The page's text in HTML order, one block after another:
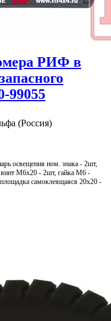
РИФ в
99055
(Россия)
освещения ном. знака - 2шт,
M6x20 - 2шт, гайка M6 -
самоклеящаяся 20х20 -